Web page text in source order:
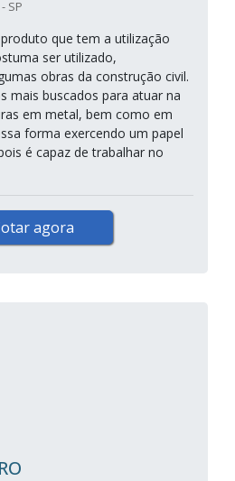
SP
que tem a utilização
ser utilizado,
obras da construção civil.
mais buscados para atuar na
em metal, bem como em
forma exercendo um papel
é capaz de trabalhar no
agora